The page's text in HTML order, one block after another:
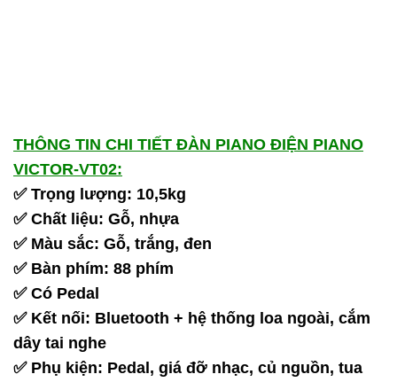
THÔNG TIN CHI TIẾT ĐÀN PIANO ĐIỆN PIANO
VICTOR-VT02:
✅ Trọng lượng: 10,5kg
✅ Chất liệu: Gỗ, nhựa
✅ Màu sắc: Gỗ, trắng, đen
✅ Bàn phím: 88 phím
✅ Có Pedal
✅ Kết nối: Bluetooth + hệ thống loa ngoài, cắm
dây tai nghe
✅ Phụ kiện: Pedal, giá đỡ nhạc, củ nguồn, tua